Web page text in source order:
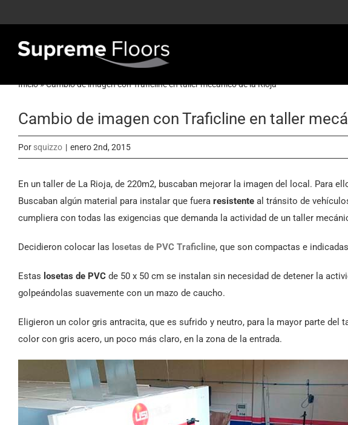
al
contenido
Inicio»Cambio de imagen con Traficline en taller mecánico de la Rioja
Cambio de imagen con Traficline en taller
Por squizzo | enero 2nd, 2015
En un taller de La Rioja, de 220m2, buscaban mejorar la imagen del local. Para
Buscaban algún material para instalar que fuera resistente al tránsito de
cumpliera con todas las exigencias que demanda la actividad de un taller
Decidieron colocar las losetas de PVC Traficline, que son compactas e
Estas losetas de PVC de 50 x 50 cm se instalan sin necesidad de detener la
golpeándolas suavemente con un mazo de caucho.
Eligieron un color gris antracita, que es sufrido y neutro, para la mayor parte del
color con gris acero, un poco más claro, en la zona de la entrada.